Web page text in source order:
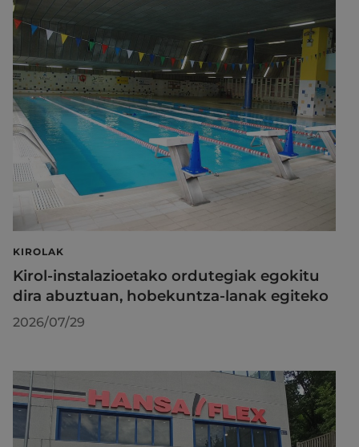
KIROLAK
Kirol-instalazioetako ordutegiak egokitu
dira abuztuan, hobekuntza-lanak egiteko
2026/07/29